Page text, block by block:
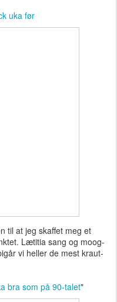
uka før
til at jeg skaffet meg et
Lætitia sang og moog-
vi heller de mest kraut-
bra som på 90-talet"